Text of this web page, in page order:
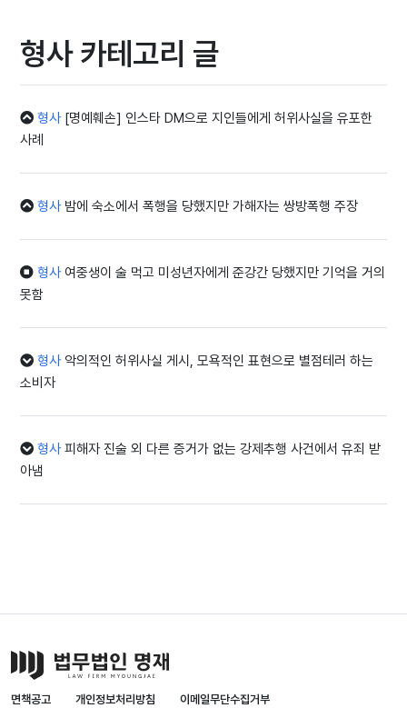
형사 카테고리 글
형사[명예훼손] 인스타 DM으로 지인들에게 허위사실을 유포한
사례
형사밤에 숙소에서 폭행을 당했지만 가해자는 쌍방폭행 주장
형사여중생이 술 먹고 미성년자에게 준강간 당했지만 기억을 거의
못함
형사악의적인 허위사실 게시, 모욕적인 표현으로 별점테러 하는
소비자
형사피해자 진술 외 다른 증거가 없는 강제추행 사건에서 유죄 받
아냄
면책공고 개인정보처리방침 이메일무단수집거부